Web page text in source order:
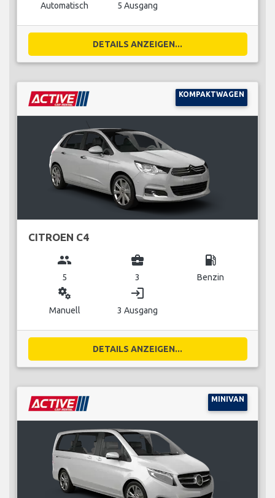
Automatisch 5 Ausgang
DETAILS ANZEIGEN...
KOMPAKTWAGEN
CITROEN C4
group
5
business_center
3
local_gas_station
Benzin
miscellaneous_services
Manuell
login
3 Ausgang
DETAILS ANZEIGEN...
MINIVAN